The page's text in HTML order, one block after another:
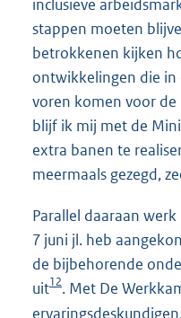
inclusieve
stappen moeten
betrokkenen kijken
ontwikkelingen die
voren komen voor
blijf ik mij met de
extra banen te
meermaals gezegd,
Parallel daaraan
7 juni jl. heb
de bijbehorende
uit12. Met De